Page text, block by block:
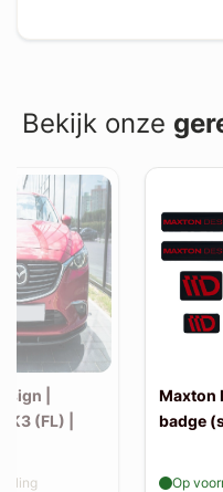
Bekijk onze
|
(FL) |
Maxton
badge
Op